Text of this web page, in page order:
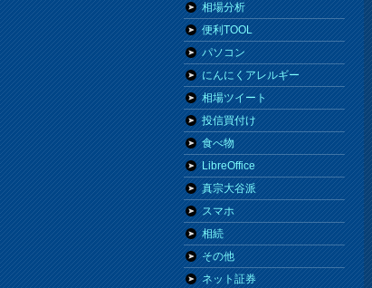
相場分析
便利TOOL
パソコン
にんにくアレルギー
相場ツイート
投信買付け
食べ物
LibreOffice
真宗大谷派
スマホ
相続
その他
ネット証券